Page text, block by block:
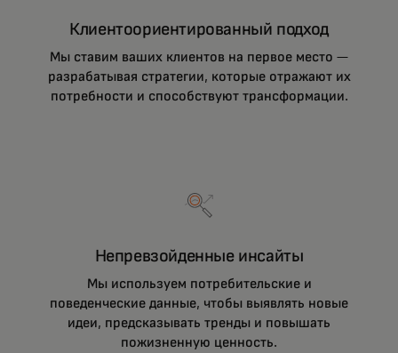
Mastercard предлагает решения, которые
Клиентоориентированный подход
Мы ставим ваших клиентов на первое место —
разрабатывая стратегии, которые отражают их
потребности и способствуют трансформации.
Непревзойденные инсайты
Мы используем потребительские и
поведенческие данные, чтобы выявлять новые
идеи, предсказывать тренды и повышать
пожизненную ценность.